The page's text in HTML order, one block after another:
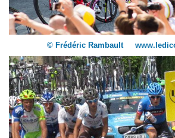
© Frédéric Rambault